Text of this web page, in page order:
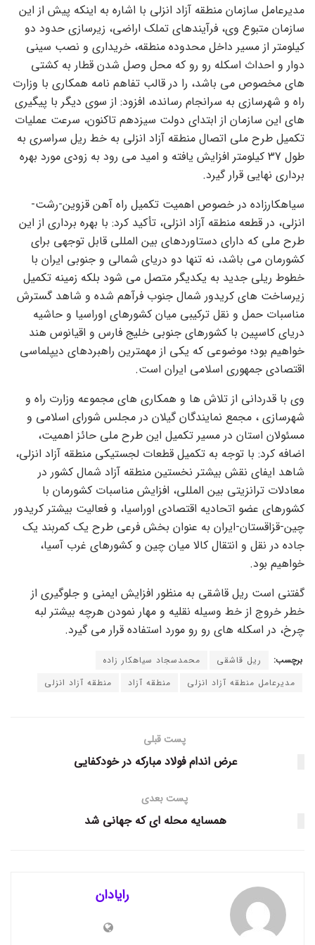
مدیرعامل سازمان منطقه آزاد انزلی با اشاره به اینکه پیش از این
سازمان متبوع وی، فرآیندهای تملک اراضی، زیرسازی حدود دو
کیلومتر از مسیر داخل محدوده منطقه، خریداری و نصب سینی
دوار و احداث اسکله رو رو که محل وصل شدن قطار به کشتی
های مخصوص می باشد، را در قالب تفاهم نامه همکاری با وزارت
راه و شهرسازی به سرانجام رسانده، افزود: از سوی دیگر با پیگیری
های این سازمان از ابتدای دولت سیزدهم تاکنون، سرعت عملیات
تکمیل طرح ملی اتصال منطقه آزاد انزلی به خط ریل سراسری به
طول 37 کیلومتر افزایش یافته و امید می رود به زودی مورد بهره
برداری نهایی قرار گیرد.
سیاهکارزاده در خصوص اهمیت تکمیل راه آهن قزوین-رشت-
انزلی، در قطعه منطقه آزاد انزلی، تأکید کرد: با بهره برداری از این
طرح ملی که دارای دستاوردهای بین المللی قابل توجهی برای
کشورمان می باشد، نه تنها دو دریای شمالی و جنوبی ایران با
خطوط ریلی جدید به یکدیگر متصل می شود بلکه زمینه تکمیل
زیرساخت های کریدور شمال جنوب فرآهم شده و شاهد گسترش
مناسبات حمل و نقل ترکیبی میان کشورهای اوراسیا و حاشیه
دریای کاسپین با کشورهای جنوبی خلیج فارس و اقیانوس هند
خواهیم بود؛ موضوعی که یکی از مهمترین راهبردهای دیپلماسی
اقتصادی جمهوری اسلامی ایران است.
وی با قدردانی از تلاش ها و همکاری های مجموعه وزارت راه و
شهرسازی ، مجمع نمایندگان گیلان در مجلس شورای اسلامی و
مسئولان استان در مسیر تکمیل این طرح ملی حائز اهمیت،
اضافه کرد: با توجه به تکمیل قطعات لجستیکی منطقه آزاد انزلی،
شاهد ایفای نقش بیشتر نخستین منطقه آزاد شمال کشور در
معادلات ترانزیتی بین المللی، افزایش مناسبات کشورمان با
کشورهای عضو اتحادیه اقتصادی اوراسیا، و فعالیت بیشتر کریدور
چین-قزاقستان-ایران به عنوان بخش فرعی طرح یک کمربند یک
جاده در نقل و انتقال کالا میان چین و کشورهای غرب آسیا،
خواهیم بود.
گفتنی است ریل قاشقی به منظور افزایش ایمنی و جلوگیری از
خطر خروج از خط وسیله نقلیه و مهار نمودن هرچه بیشتر لبه
چرخ، در اسکله های رو رو مورد استفاده قرار می گیرد.
برچسب: ریل قاشقی
محمدسجاد سیاهکار زاده
مدیرعامل منطقه آزاد انزلی
منطقه آزاد منطقه آزاد انزلی
پست قبلی
عرض اندام فولاد مبارکه در خودکفایی
پست بعدی
همسایه محله ای که جهانی شد
رایادان